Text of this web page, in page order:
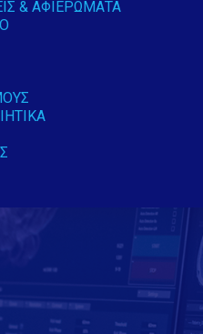
& ΑΦΙΕΡΏΜΑΤΑ